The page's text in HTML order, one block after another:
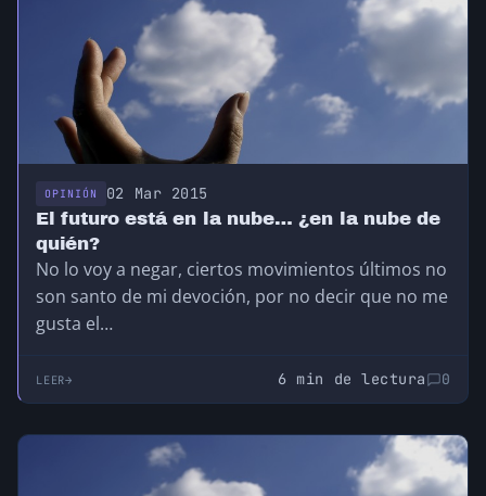
OPINIÓN 02 Mar 2015
El futuro está en la nube… ¿en la nube de
quién?
No lo voy a negar, ciertos movimientos últimos no
son santo de mi devoción, por no decir que no me
gusta el…
LEER 6 min de lectura 0